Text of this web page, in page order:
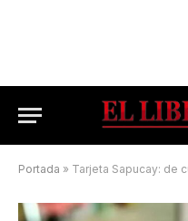
Portada » Tarjeta Sapucay: de